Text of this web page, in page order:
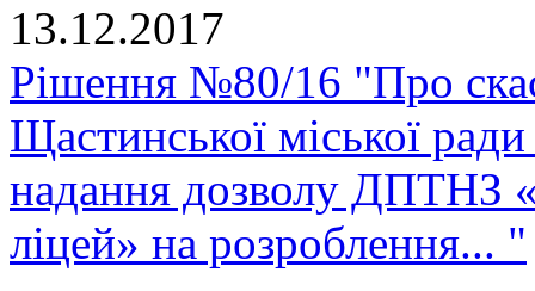
13.12.2017
Рішення №80/16 "Про
Щастинської міської
надання дозволу ДПТНЗ
ліцей» на розроблення... "